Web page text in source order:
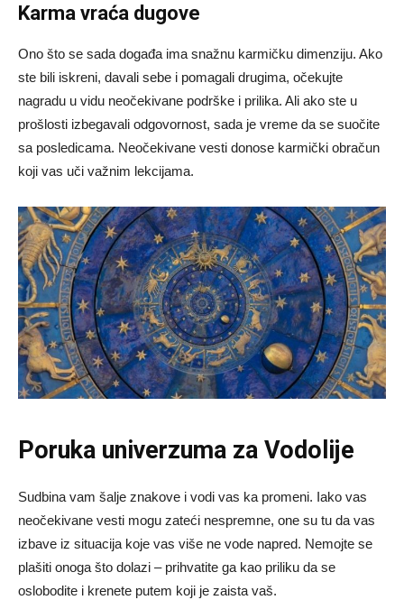
Karma vraća dugove
Ono što se sada događa ima snažnu karmičku dimenziju. Ako
ste bili iskreni, davali sebe i pomagali drugima, očekujte
nagradu u vidu neočekivane podrške i prilika. Ali ako ste u
prošlosti izbegavali odgovornost, sada je vreme da se suočite
sa posledicama. Neočekivane vesti donose karmički obračun
koji vas uči važnim lekcijama.
Poruka univerzuma za Vodolije
Sudbina vam šalje znakove i vodi vas ka promeni. Iako vas
neočekivane vesti mogu zateći nespremne, one su tu da vas
izbave iz situacija koje vas više ne vode napred. Nemojte se
plašiti onoga što dolazi – prihvatite ga kao priliku da se
oslobodite i krenete putem koji je zaista vaš.